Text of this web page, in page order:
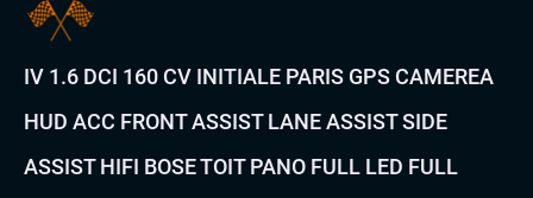
IV 1.6 DCI 160 CV INITIALE PARIS GPS CAMEREA
HUD ACC FRONT ASSIST LANE ASSIST SIDE
ASSIST HIFI BOSE TOIT PANO FULL LED FULL